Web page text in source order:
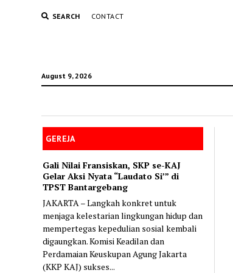
SEARCH CONTACT
August 9, 2026
GEREJA
Gali Nilai Fransiskan, SKP se-KAJ
Gelar Aksi Nyata “Laudato Si’” di
TPST Bantargebang
JAKARTA – Langkah konkret untuk
menjaga kelestarian lingkungan hidup dan
mempertegas kepedulian sosial kembali
digaungkan. Komisi Keadilan dan
Perdamaian Keuskupan Agung Jakarta
(KKP KAJ) sukses...